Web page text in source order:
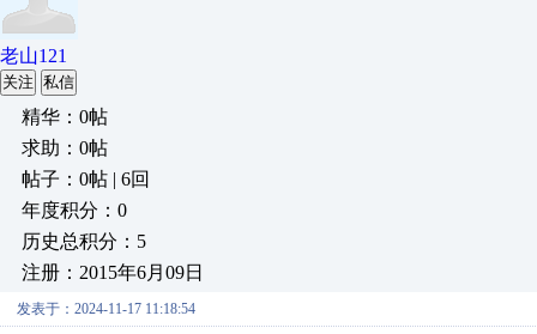
老山121
关注 私信
精华：0帖
求助：0帖
帖子：0帖 | 6回
年度积分：0
历史总积分：5
注册：2015年6月09日
发表于：2024-11-17 11:18:54